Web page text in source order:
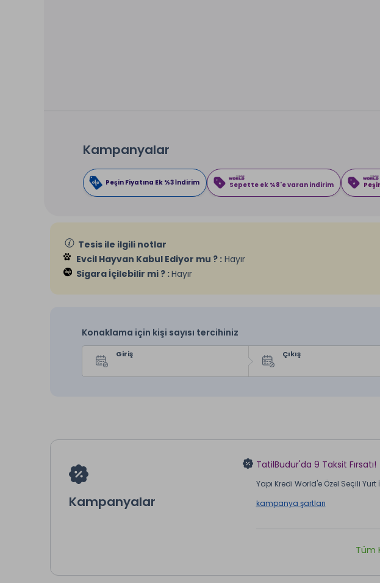
Kampanyalar
Peşin Fiyatına Ek %3 İndirim Sepette ek %8'e varan indirim
Tesis ile ilgili notlar
Evcil Hayvan Kabul Ediyor mu ? : Hayır
Sigara İçilebilir mi ? :Hayır
Konaklama için kişi sayısı tercihiniz
Giriş Çıkış
Kampanyalar
TatilBudur'da 9 Taksit Fırsatı!
Yapı Kredi World'e Özel Seçili Yurt
kampanya şartları
Tüm